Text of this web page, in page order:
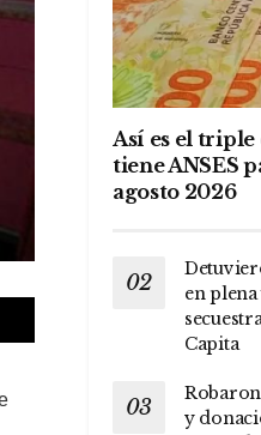
Así es el triple
tiene ANSES
agosto 2026
en
Capita
y